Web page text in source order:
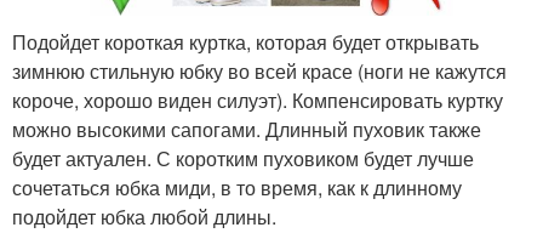
Подойдет короткая куртка, которая будет открывать
зимнюю стильную юбку во всей красе (ноги не кажутся
короче, хорошо виден силуэт). Компенсировать куртку
можно высокими сапогами. Длинный пуховик также
будет актуален. С коротким пуховиком будет лучше
сочетаться юбка миди, в то время, как к длинному
подойдет юбка любой длины.